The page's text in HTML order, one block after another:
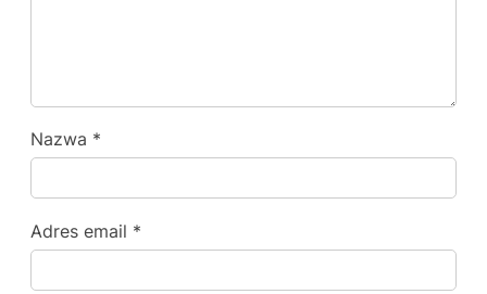
Nazwa *
Adres email *